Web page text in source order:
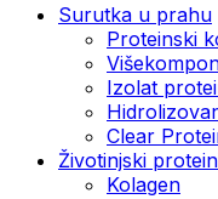
Surutka u prahu
Proteinski
Izolat
Clear
Životinjski
Kolagen